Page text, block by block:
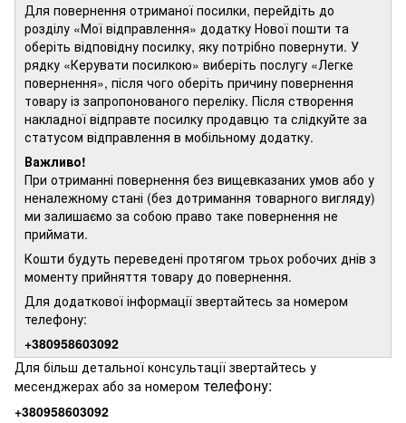
Для повернення отриманої посилки, перейдіть до
розділу «Мої відправлення» додатку Нової пошти та
оберіть відповідну посилку, яку потрібно повернути. У
рядку «Керувати посилкою» виберіть послугу «Легке
повернення», після чого оберіть причину повернення
товару із запропонованого переліку. Після створення
накладної відправте посилку продавцю та слідкуйте за
статусом відправлення в мобільному додатку.
Важливо!
При отриманні повернення без вищевказаних умов або у
неналежному стані (без дотримання товарного вигляду)
ми залишаємо за собою право таке повернення не
приймати.
Кошти будуть переведені протягом трьох робочих днів з
моменту прийняття товару до повернення.
Для додаткової інформації звертайтесь за номером
телефону:
+380958603092
Для більш детальної консультації звертайтесь у
месенджерах або за номером телефону:
+380958603092